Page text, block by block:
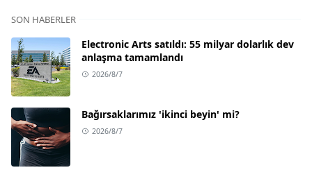
SON HABERLER
Electronic Arts satıldı: 55 milyar dolarlık dev
anlaşma tamamlandı
2026/8/7
Bağırsaklarımız 'ikinci beyin' mi?
2026/8/7